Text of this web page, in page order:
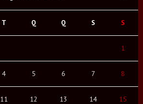
T Q Q S S
1
4 5 6 7 8
11 12 13 14 15